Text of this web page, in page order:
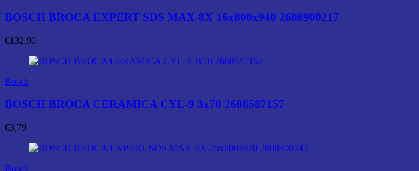
BOSCH BROCA EXPERT SDS MAX-8X 16x800x940 2608900217
€132,90
Bosch
BOSCH BROCA CERAMICA CYL-9 3x70 2608587157
€3,79
Bosch